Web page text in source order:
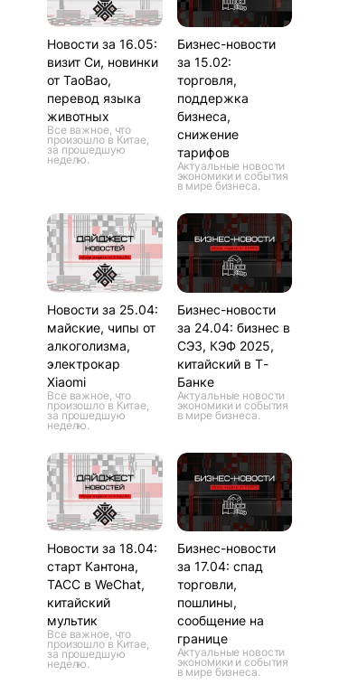
Новости за 16.05:
визит Си, новинки
от TaoBao,
перевод языка
животных
Все важное, что
произошло в Китае,
за прошедшую
неделю.
Бизнес-новости
за 15.02:
торговля,
поддержка
бизнеса,
снижение
тарифов
Актуальные новости
экономики и события
в мире бизнеса.
Новости за 25.04:
майские, чипы от
алкоголизма,
электрокар
Xiaomi
Все важное, что
произошло в Китае,
за прошедшую
неделю.
Бизнес-новости
за 24.04: бизнес в
СЭЗ, КЭФ 2025,
китайский в Т-
Банке
Актуальные новости
экономики и события
в мире бизнеса.
Новости за 18.04:
старт Кантона,
ТАСС в WeChat,
китайский
мультик
Все важное, что
произошло в Китае,
за прошедшую
неделю.
Бизнес-новости
за 17.04: спад
торговли,
пошлины,
сообщение на
границе
Актуальные новости
экономики и события
в мире бизнеса.